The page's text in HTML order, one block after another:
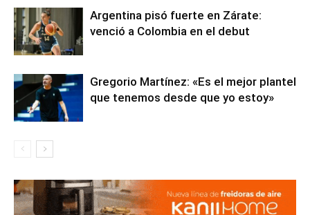
Argentina pisó fuerte en Zárate:
venció a Colombia en el debut
Gregorio Martínez: «Es el mejor plantel
que tenemos desde que yo estoy»